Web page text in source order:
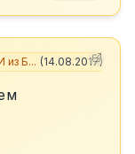
Б... (14.08.2017)